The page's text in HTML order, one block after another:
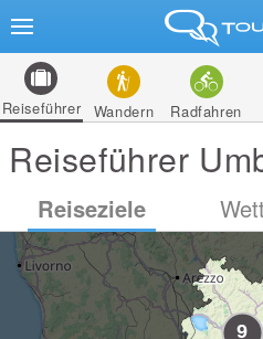
Reiseführer Wandern Radfahren
Reiseführer
Reiseziele